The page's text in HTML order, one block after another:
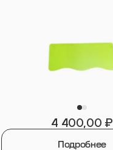
4 400,00 ₽
Подробнее